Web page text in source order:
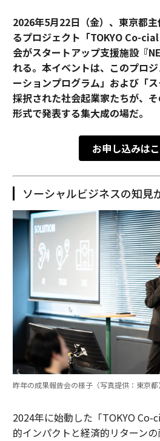
2026年5月22日（金）、東京都
るプロジェクト「TOKYO Co-
会がスタートアップ支援施設『
れる。本イベントは、このプロ
ーションプログラム」および「
採択された社会起業家たちが、
形式で発表する集大成の場だ。
お申し込みは
ソーシャルビジネスの知見
昨年の成果報告会の様子（写真提供：東京都）
2024年に始動した「TOKYO Co-
的インパクトと経済的リターン